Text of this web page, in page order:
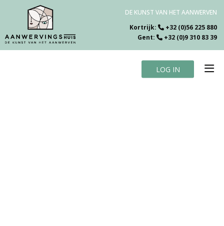
DE KUNST VAN HET AANWERVEN
Kortrijk:
+32 (0)56 225 880
Gent:
+32 (0)9 310 83 39
LOG IN